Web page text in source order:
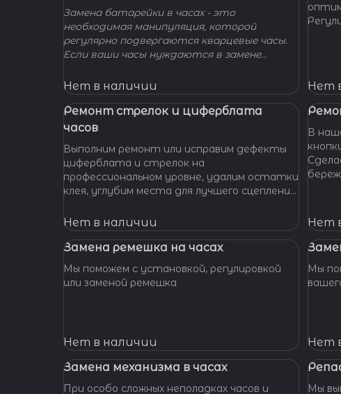
Замена батарейки в часах - это
необходимая манипуляция, которой
регулярно подвергаются кварцевые часы.
Если ваши часы нуждаются в замене
нашу мастерскую! Наши мастера с
удовольствием помогут вам решить
вашу проблему и произведут замену
батарейки профессионально, быстро,
Нет в наличии Нет
Ремонт стрелок и циферблата
часов
Выполним ремонт или исправим дефекты
циферблата и стрелок на
профессиональном уровне, удалим остатки
клея, углубим места для лучшего сцепления
стрелки, метки, камни. Восстановим
крепления циферблата к механизму.
Нет в наличии
В
Нет
Замена ремешка на часах
Мы поможем с установкой, регулировкой
или заменой ремешка
Нет в наличии
Мы
Нет
Замена механизма в часах
При особо сложных неполадках часов и Мы